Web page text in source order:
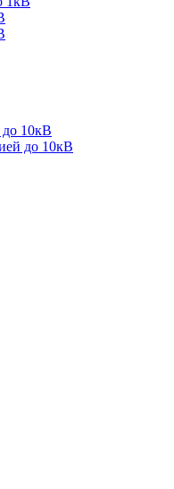
10кВ
до 10кВ